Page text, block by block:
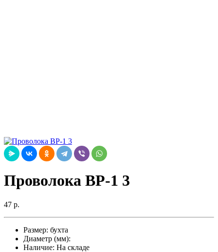
Проволока ВР-1 3
47 р.
Размер: бухта
Диаметр (мм):
Наличие: На складе